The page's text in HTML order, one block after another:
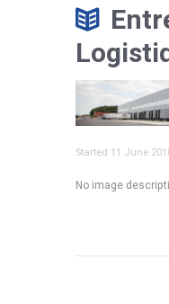
Started 11 June
No image